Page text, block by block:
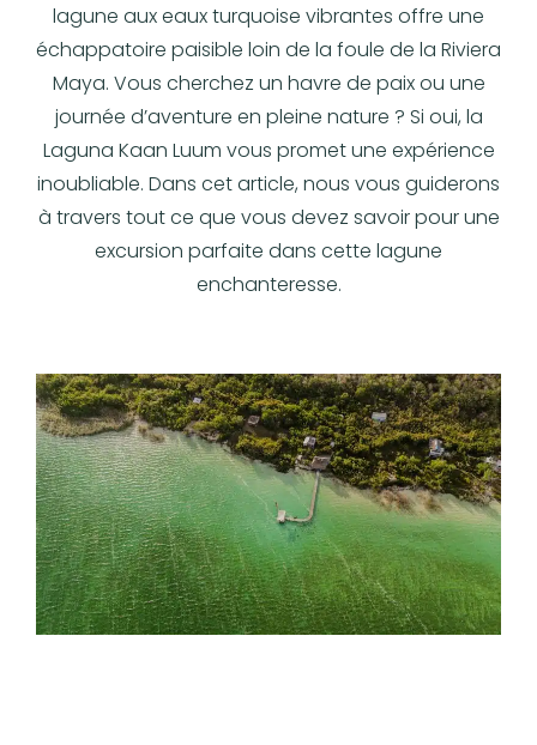
lagune aux eaux turquoise vibrantes offre une
échappatoire paisible loin de la foule de la Riviera
Maya. Vous cherchez un havre de paix ou une
journée d’aventure en pleine nature ? Si oui, la
Laguna Kaan Luum vous promet une expérience
inoubliable. Dans cet article, nous vous guiderons
à travers tout ce que vous devez savoir pour une
excursion parfaite dans cette lagune
enchanteresse.